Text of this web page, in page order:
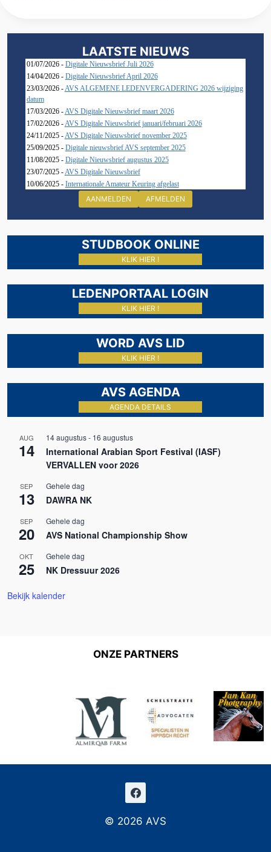
LAATSTE NIEUWS
01/07/2026 - Digitale Nieuwsbrief Juli 2026
14/04/2026 - Digitale Nieuwsbrief April 2026
23/03/2026 - AVS ALGEMENE LEDENVERGADERING 2026 wijziging
datum
17/03/2026 - AVS Digitale Nieuwsbrief maart 2026
17/02/2026 - AVS Digitale Nieuwsbrief januari/februari 2026
24/11/2025 - AVS Digitale Nieuwsbrief november 2025
25/09/2025 - Digitale nieuwsbrief AVS september 2025
11/08/2025 - Digitale Nieuwsbrief augustus 2025
23/07/2025 - AVS Digitale Nieuwsbrief
10/06/2025 - Internationale Amateur Keuring afgelast
AANMELDEN AFMELDEN
STUDBOOK ONLINE
KLIK HIER !
LEDENPORTAAL LOGIN
KLIK HIER !
WORD AVS LID
KLIK HIER !
AVS AGENDA
AGENDA DETAILS
AUG
14
14 augustus- 16 augustus
International Arabian Sport Festival (IASF)
VERVALLEN voor 2026
SEP
13
Gehele dag
DAWRA NK
SEP
20
Gehele dag
AVS National Championship Show
OKT
25
Gehele dag
NK Dressuur 2026
Bekijk kalender
ONZE PARTNERS
© 2026 AVS